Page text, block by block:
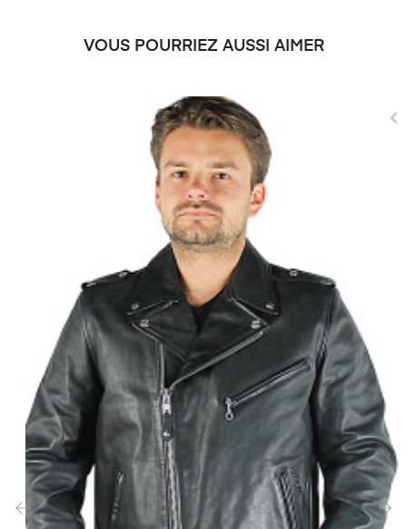
VOUS POURRIEZ AUSSI AIMER